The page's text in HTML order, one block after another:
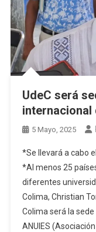
UdeC será
internacional
5 Mayo, 2025
*Se llevará a cabo
*Al menos 25
diferentes
Colima, Christian
Colima será la
ANUIES